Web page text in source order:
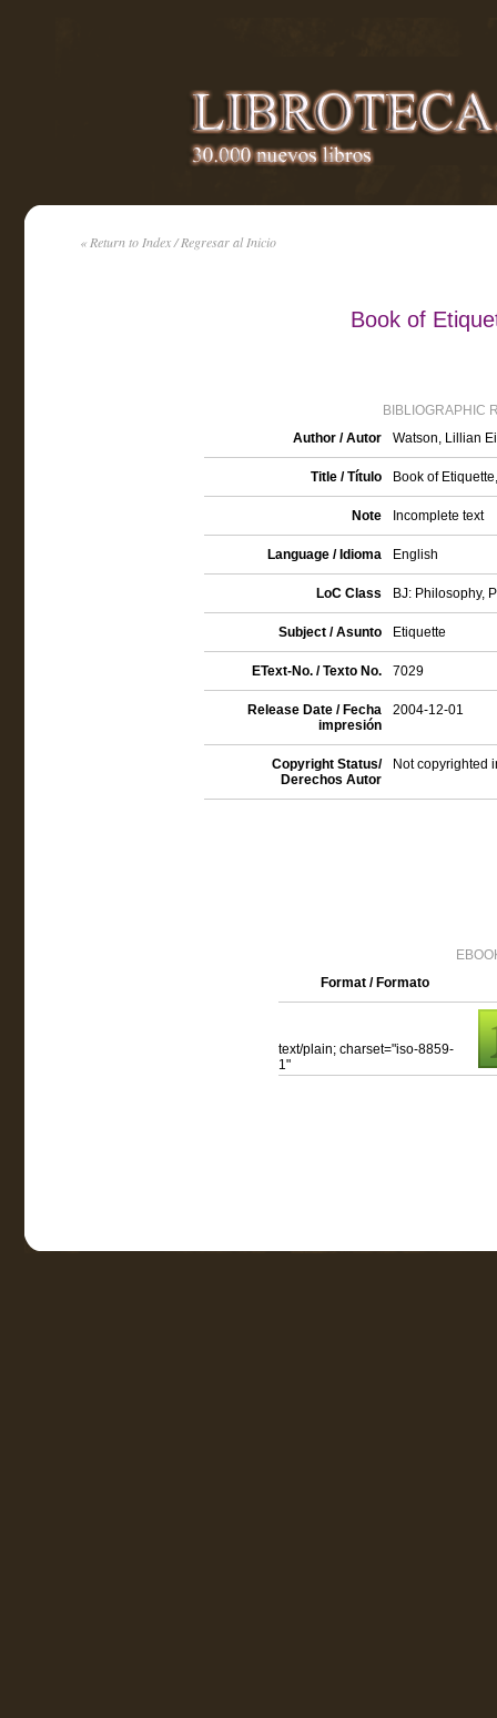
« Return to Index / Regresar al Inicio
Book of
BIBLIOGRAPHIC
Author / Autor
Watson, Lillian
Title / Título Book of
Note Incomplete text
Language / Idioma English
LoC Class BJ: Philosophy,
Subject / Asunto Etiquette
EText-No. / Texto No. 7029
Release Date / Fecha
impresión
2004-12-01
Copyright Status/
Derechos Autor
Not copyrighted
Format / Formato
text/plain; charset="iso-8859-
1"